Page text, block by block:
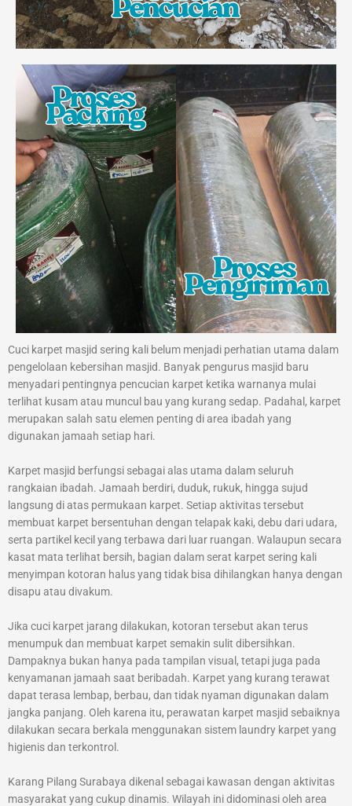
Cuci karpet masjid sering kali belum menjadi perhatian utama dalam
pengelolaan kebersihan masjid. Banyak pengurus masjid baru
menyadari pentingnya pencucian karpet ketika warnanya mulai
terlihat kusam atau muncul bau yang kurang sedap. Padahal, karpet
merupakan salah satu elemen penting di area ibadah yang
digunakan jamaah setiap hari.
Karpet masjid berfungsi sebagai alas utama dalam seluruh
rangkaian ibadah. Jamaah berdiri, duduk, rukuk, hingga sujud
langsung di atas permukaan karpet. Setiap aktivitas tersebut
membuat karpet bersentuhan dengan telapak kaki, debu dari udara,
serta partikel kecil yang terbawa dari luar ruangan. Walaupun secara
kasat mata terlihat bersih, bagian dalam serat karpet sering kali
menyimpan kotoran halus yang tidak bisa dihilangkan hanya dengan
disapu atau divakum.
Jika cuci karpet jarang dilakukan, kotoran tersebut akan terus
menumpuk dan membuat karpet semakin sulit dibersihkan.
Dampaknya bukan hanya pada tampilan visual, tetapi juga pada
kenyamanan jamaah saat beribadah. Karpet yang kurang terawat
dapat terasa lembap, berbau, dan tidak nyaman digunakan dalam
jangka panjang. Oleh karena itu, perawatan karpet masjid sebaiknya
dilakukan secara berkala menggunakan sistem laundry karpet yang
higienis dan terkontrol.
Karang Pilang Surabaya dikenal sebagai kawasan dengan aktivitas
masyarakat yang cukup dinamis. Wilayah ini didominasi oleh area